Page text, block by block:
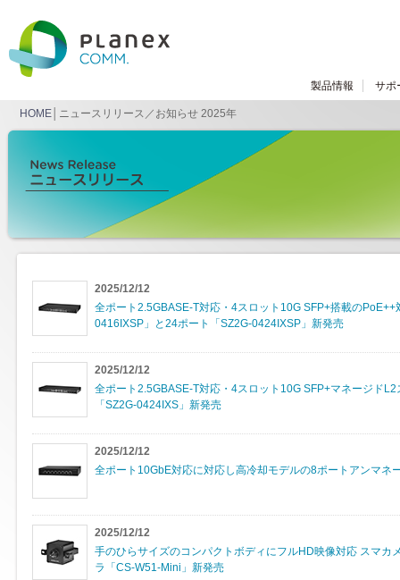
製品情報 サポ
HOME │ニュースリリース／お知らせ 2025年
2025/12/12
全ポート2.5GBASE-T対応・4スロット10G SFP+搭載の
0416IXSP」と24ポート「SZ2G-0424IXSP」新発売
2025/12/12
全ポート2.5GBASE-T対応・4スロット10G SFP+マネージド
「SZ2G-0424IXS」新発売
2025/12/12
全ポート10GbE対応に対応し高冷却モデルの8ポートアンマネ
2025/12/12
手のひらサイズのコンパクトボディにフルHD映像対応 スマカ
ラ「CS-W51-Mini」新発売